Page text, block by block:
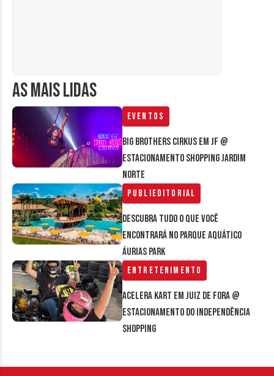
AS MAIS LIDAS
Eventos
Big Brothers Cirkus em JF @
estacionamento Shopping Jardim
Norte
Publieditorial
Descubra tudo o que você
encontrará no parque aquático
Áurias Park
Entretenimento
Acelera Kart em Juiz de Fora @
estacionamento do Independência
Shopping